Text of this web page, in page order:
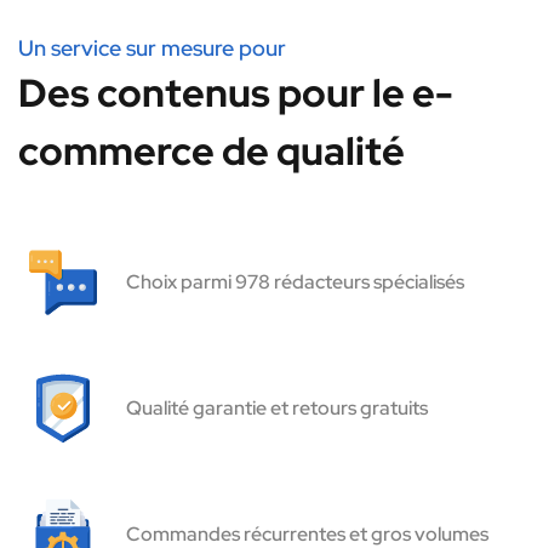
Un service sur mesure pour
Des contenus pour le e-
commerce de qualité
Choix parmi 978 rédacteurs spécialisés
Qualité garantie et retours gratuits
Commandes récurrentes et gros volumes